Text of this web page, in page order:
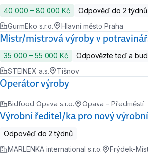
40 000 ‍–‍ 80 000 Kč
Odpověď do 2 týdnů
GurmEko s.r.o.
Hlavní město Praha
Mistr/mistrová výroby v
35 000 ‍–‍ 55 000 Kč
Odpovězte teď a
STEINEX a.s.
Tišnov
Operátor výroby
Bidfood Opava s.r.o. Opava – Předměstí
Výrobní ředitel/ka pro nový
Odpověď do 2 týdnů
MARLENKA international s.r.o.
Frýdek-